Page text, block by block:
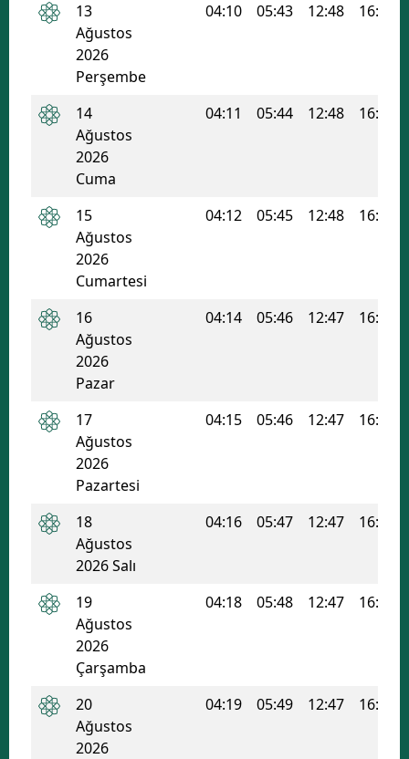
13
Ağustos
2026
Perşembe
04:10 05:43 12:48 16:35
14
Ağustos
2026
Cuma
04:11 05:44 12:48 16:35
15
Ağustos
2026
Cumartesi
04:12 05:45 12:48 16:34
16
Ağustos
2026
Pazar
04:14 05:46 12:47 16:34
17
Ağustos
2026
Pazartesi
04:15 05:46 12:47 16:33
18
Ağustos
2026 Salı
04:16 05:47 12:47 16:33
19
Ağustos
2026
Çarşamba
04:18 05:48 12:47 16:32
20
Ağustos
2026
04:19 05:49 12:47 16:31